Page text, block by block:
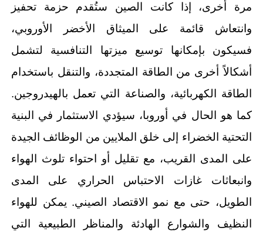
مرة أخرى، إذا كانت الصين ستُقدم حزمة تحفيز
وانتعاش قائمة على الميثاق الأخضر الأوروبي،
فسيكون بإمكانها توسيع ميزتها التنافسية لتشمل
أشكالاً أخرى من الطاقة المتجددة، والتنقل باستخدام
الطاقة الكهربائية، والصناعة التي تعمل بالهيدروجين.
كما هو الحال في أوروبا، سيؤدي الاستثمار في البنية
التحتية الخضراء إلى خلق الملايين من الوظائف الجيدة
على المدى القريب، مع تقليل أو احتواء تلوث الهواء
وانبعاثات غازات الاحتباس الحراري على المدى
الطويل، حتى مع نمو الاقتصاد الصيني. يمكن للهواء
النظيف والشوارع الهادئة والمناظر الطبيعية التي